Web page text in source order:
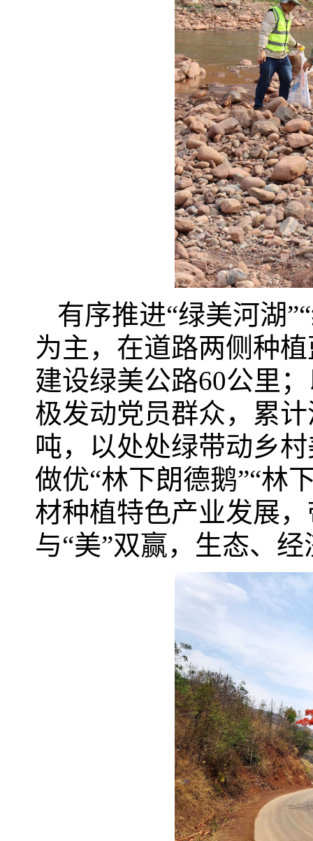
有序推进“绿美河湖
为主，在道路两侧种
建设绿美公路60公里
极发动党员群众，累
吨，以处处绿带动乡
做优“林下朗德鹅”“林
材种植特色产业发展
与“美”双赢，生态、